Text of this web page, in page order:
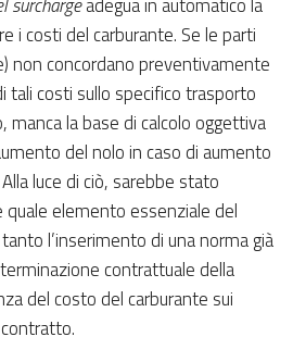
i costi del carburante. Se le parti
non concordano preventivamente
tali costi sullo specifico trasporto
la base di calcolo oggettiva
del nolo in caso di aumento
luce di ciò, sarebbe stato
elemento essenziale del
l’inserimento di una norma già
contrattuale della
del costo del carburante sui